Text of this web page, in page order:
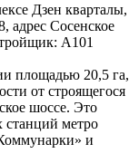
Дзен кварталы,
адрес Сосенское
А101
площадью 20,5 га,
от строящегося
шоссе. Это
станций метро
и